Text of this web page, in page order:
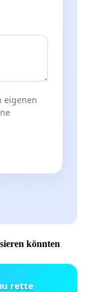
eigenen
könnten
rette